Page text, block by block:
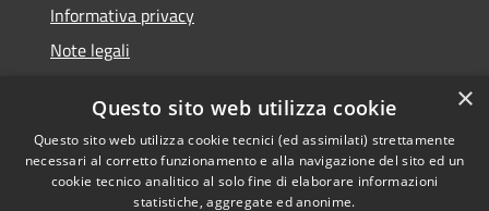
Informativa privacy
Note legali
Segnalazioni di inaccessibilità
×
Questo sito web utilizza cookie
Questo sito web utilizza cookie tecnici (ed assimilati) strettamente
necessari al corretto funzionamento e alla navigazione del sito ed un
cookie tecnico analitico al solo fine di elaborare informazioni
statistiche, aggregate ed anonime.